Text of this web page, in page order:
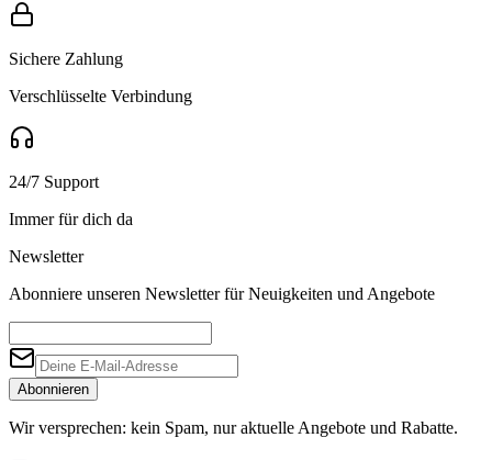
Sichere Zahlung
Verschlüsselte Verbindung
24/7 Support
Immer für dich da
Newsletter
Abonniere unseren Newsletter für Neuigkeiten und Angebote
Abonnieren
Wir versprechen: kein Spam, nur aktuelle Angebote und Rabatte.